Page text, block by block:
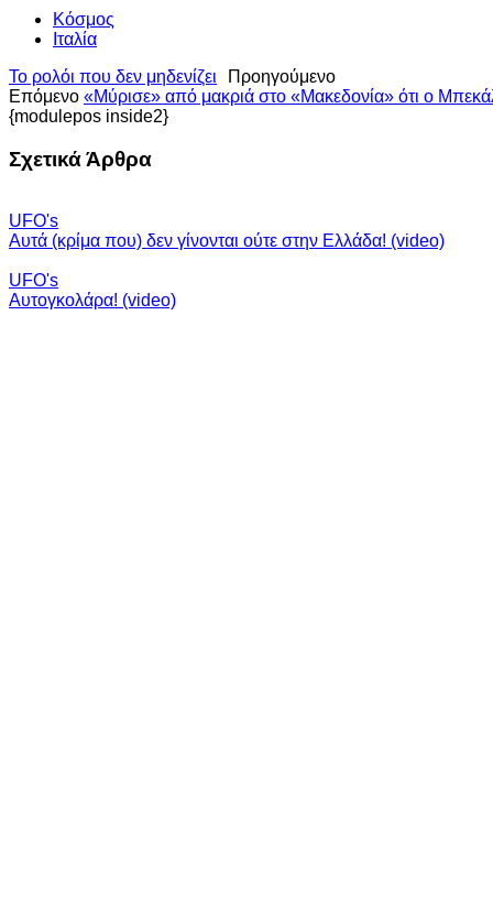
Κόσμος
Ιταλία
Προηγούμενο
Το ρολόι που δεν μηδενίζει
Επόμενο «Μύρισε» από μακριά στο «Μακεδονία» ότι ο
{modulepos inside2}
Σχετικά Άρθρα
UFO's
Αυτά (κρίμα που) δεν γίνονται ούτε στην Ελλάδα! (video)
UFO's
Αυτογκολάρα! (video)